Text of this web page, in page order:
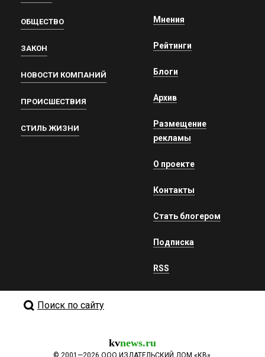
ОБЩЕСТВО
ЗАКОН
НОВОСТИ КОМПАНИЙ
ПРОИСШЕСТВИЯ
СТИЛЬ ЖИЗНИ
Мнения
Рейтинги
Блоги
Архив
Размещение
рекламы
О проекте
Контакты
Стать блогером
Подписка
RSS
Поиск по сайту
kvnews.ru
© 2001—2026 ООО ИЗДАТЕЛЬСКИЙ ДОМ «КВ».